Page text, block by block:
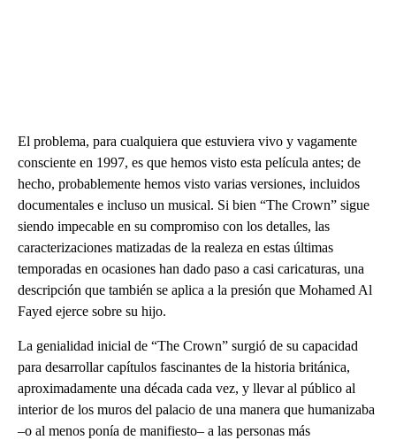
El problema, para cualquiera que estuviera vivo y vagamente
consciente en 1997, es que hemos visto esta película antes; de
hecho, probablemente hemos visto varias versiones, incluidos
documentales e incluso un musical. Si bien “The Crown” sigue
siendo impecable en su compromiso con los detalles, las
caracterizaciones matizadas de la realeza en estas últimas
temporadas en ocasiones han dado paso a casi caricaturas, una
descripción que también se aplica a la presión que Mohamed Al
Fayed ejerce sobre su hijo.
La genialidad inicial de “The Crown” surgió de su capacidad
para desarrollar capítulos fascinantes de la historia británica,
aproximadamente una década cada vez, y llevar al público al
interior de los muros del palacio de una manera que humanizaba
–o al menos ponía de manifiesto– a las personas más